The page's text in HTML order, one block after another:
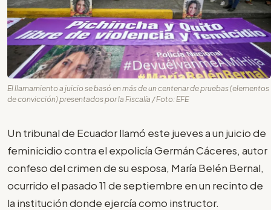
El llamamiento a juicio se basó en más de un centenar de pruebas (elementos
de convicción) presentados por la Fiscalía / Foto: EFE
Un tribunal de Ecuador llamó este jueves a un juicio de
feminicidio contra el expolicía Germán Cáceres, autor
confeso del crimen de su esposa, María Belén Bernal,
ocurrido el pasado 11 de septiembre en un recinto de
la institución donde ejercía como instructor.